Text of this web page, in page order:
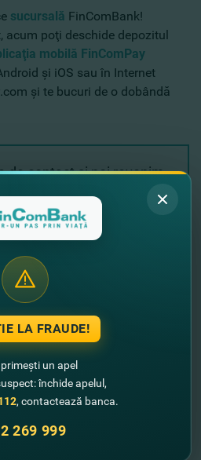
sucursală FinComBank!
acum poţi deschide depozitul
mobilă FinComPay
şi iOS sau în Internet
şi te bucuri de o dobândă
de contact şi noi revenim
+373
LA FRAUDE!
un apel
închide apelul,
, contactează banca.
269 999